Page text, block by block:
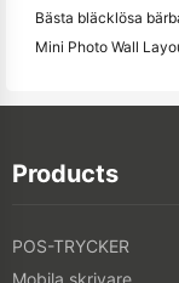
Products
POS-TRYCKER